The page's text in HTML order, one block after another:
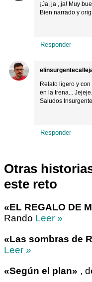
¡Ja, ja , ja! Muy
Bien narrado y
Responder
Relato ligero y
en la trena...
Saludos
Responder
Otras
este reto
«EL REGALO DE
Rando Leer »
«Las sombras de
Leer »
«Según el plan» ,